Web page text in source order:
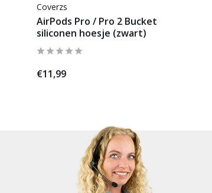
Coverzs
AirPods Pro / Pro 2 Bucket
siliconen hoesje (zwart)
€11,99